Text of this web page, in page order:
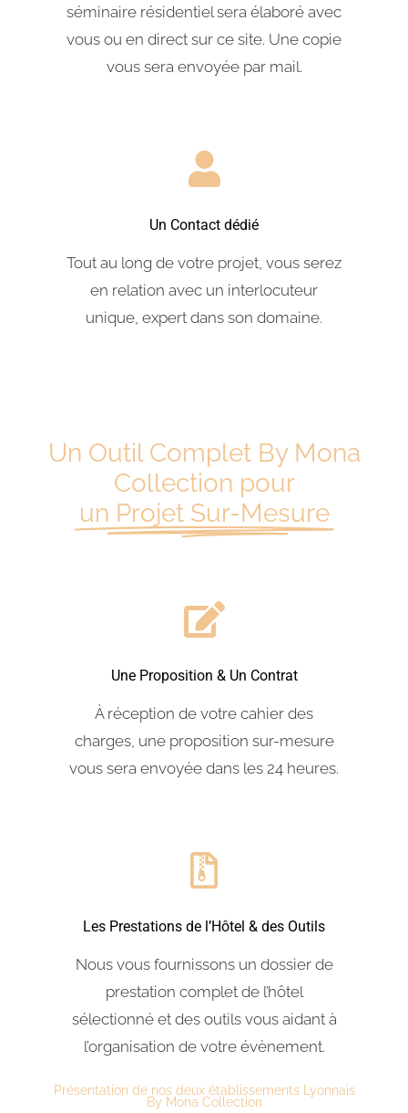
séminaire résidentiel sera élaboré avec
vous ou en direct sur ce site. Une copie
vous sera envoyée par mail.
Un Contact dédié
Tout au long de votre projet, vous serez
en relation avec un interlocuteur
unique, expert dans son domaine.
Un Outil Complet By Mona
Collection pour
un Projet​ Sur-Mesure
Une Proposition & Un Contrat
À réception de votre cahier des
charges, une proposition sur-mesure
vous sera envoyée dans les 24 heures.
Les Prestations de l’Hôtel & des Outils
Nous vous fournissons un dossier de
prestation complet de l’hôtel
sélectionné et des outils vous aidant à
l’organisation de votre évènement.
Présentation de nos deux établissements Lyonnais
By Mona Collection